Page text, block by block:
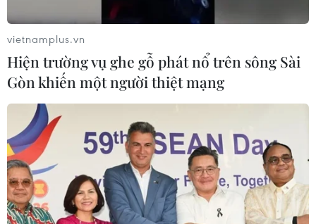
vietnamplus.vn
Hiện trường vụ ghe gỗ phát nổ trên sông Sài
Gòn khiến một người thiệt mạng